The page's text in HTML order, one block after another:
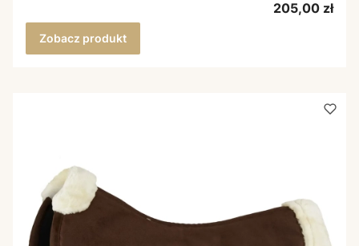
Cena
205,00 zł
Zobacz produkt